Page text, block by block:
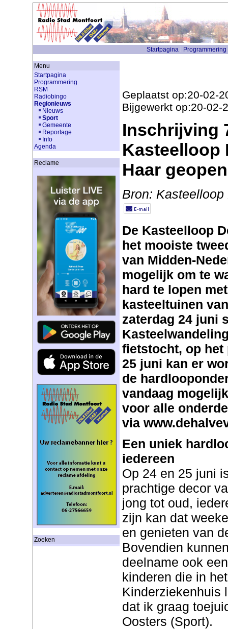
Startpagina Programmering
Menu
Startpagina
Programmering
RSM
Radiobingo
Regionieuws
Nieuws
Sport
Gemeente
Reportage
Info
Agenda
Reclame
Zoeken
Geplaatst op:20-02-
Bijgewerkt op:20-02-
Inschrijving
Kasteelloop
Haar
Bron:
De Kasteelloop
het mooiste
van Midden-
mogelijk om te
hard te lopen
kasteeltuinen
zaterdag 24 juni
fietstocht, op het
25 juni kan er
de
vandaag
voor alle
via
Een uniek
iedereen
Op 24 en 25 juni
prachtige decor
jong tot oud,
zijn kan dat
en genieten van
Bovendien
deelname ook
kinderen die in
Kinderziekenhuis
dat ik graag
Oosters (Sport).